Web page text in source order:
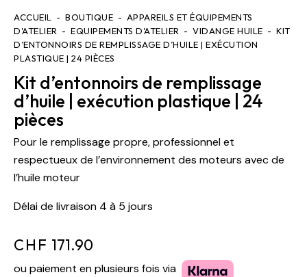
ACCUEIL BOUTIQUE
APPAREILS ET ÉQUIPEMENTS
D'ATELIER
EQUIPEMENTS D'ATELIER VIDANGE HUILE
KIT
D’ENTONNOIRS DE REMPLISSAGE D’HUILE | EXÉCUTION
PLASTIQUE | 24 PIÈCES
Kit d’entonnoirs de remplissage
d’huile | exécution plastique | 24
pièces
Pour le remplissage propre, professionnel et
respectueux de l’environnement des moteurs avec de
l’huile moteur
Délai de livraison 4 à 5 jours
CHF 171.90
ou paiement en plusieurs fois via